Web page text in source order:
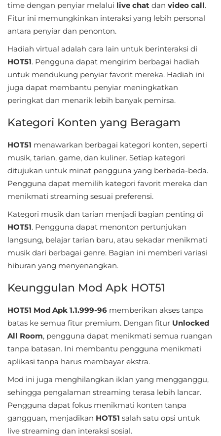
Business
Comics
Communication
Dating
Education
Emulator
Events
Finance
Food
Drink
Health
&
House
&
Home
Libraries
&
Demo
LifeStyle
time dengan penyiar melalui live chat dan video call.
Fitur ini memungkinkan interaksi yang lebih personal
antara penyiar dan penonton.
Hadiah virtual adalah cara lain untuk berinteraksi di
HOT51. Pengguna dapat mengirim berbagai hadiah
untuk mendukung penyiar favorit mereka. Hadiah ini
juga dapat membantu penyiar meningkatkan
peringkat dan menarik lebih banyak pemirsa.
Kategori Konten yang Beragam
HOT51 menawarkan berbagai kategori konten, seperti
musik, tarian, game, dan kuliner. Setiap kategori
ditujukan untuk minat pengguna yang berbeda-beda.
Pengguna dapat memilih kategori favorit mereka dan
menikmati streaming sesuai preferensi.
Kategori musik dan tarian menjadi bagian penting di
HOT51. Pengguna dapat menonton pertunjukan
langsung, belajar tarian baru, atau sekadar menikmati
musik dari berbagai genre. Bagian ini memberi variasi
hiburan yang menyenangkan.
Keunggulan Mod Apk HOT51
HOT51 Mod Apk 1.1.999-96 memberikan akses tanpa
batas ke semua fitur premium. Dengan fitur Unlocked
All Room, pengguna dapat menikmati semua ruangan
tanpa batasan. Ini membantu pengguna menikmati
aplikasi tanpa harus membayar ekstra.
Mod ini juga menghilangkan iklan yang mengganggu,
sehingga pengalaman streaming terasa lebih lancar.
Pengguna dapat fokus menikmati konten tanpa
gangguan, menjadikan HOT51 salah satu opsi untuk
live streaming dan interaksi sosial.